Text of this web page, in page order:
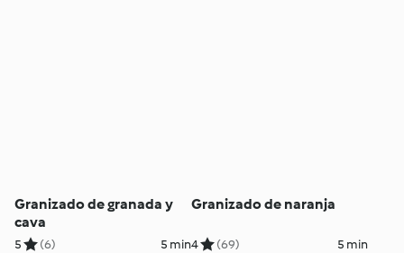
Granizado de granada y
cava
5 (6) 5 min
Granizado de naranja
4 (69) 5 min